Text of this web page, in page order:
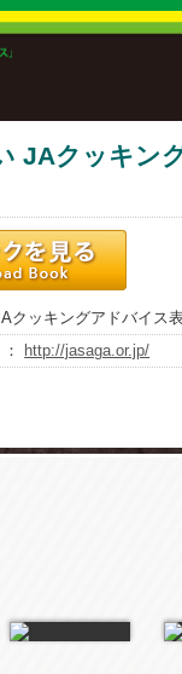
JAクッキン
クッキングアドバイス
http://jasaga.or.jp/